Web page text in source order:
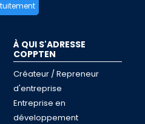
À QUI S'ADRESSE
COPPTEN
Créateur / Repreneur
d'entreprise
Entreprise en
développement